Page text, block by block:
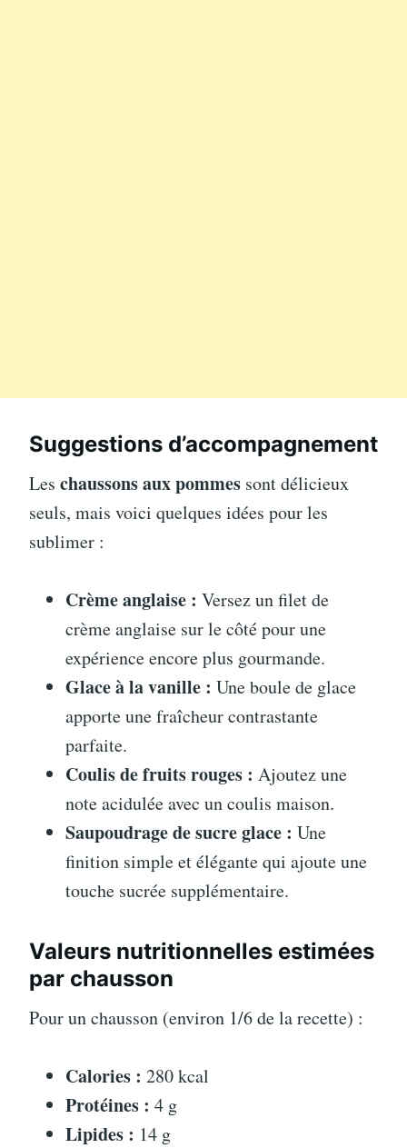
Suggestions d’accompagnement
Les chaussons aux pommes sont délicieux
seuls, mais voici quelques idées pour les
sublimer :
Crème anglaise : Versez un filet de
crème anglaise sur le côté pour une
expérience encore plus gourmande.
Glace à la vanille : Une boule de glace
apporte une fraîcheur contrastante
parfaite.
Coulis de fruits rouges : Ajoutez une
note acidulée avec un coulis maison.
Saupoudrage de sucre glace : Une
finition simple et élégante qui ajoute une
touche sucrée supplémentaire.
Valeurs nutritionnelles estimées
par chausson
Pour un chausson (environ 1/6 de la recette) :
Calories : 280 kcal
Protéines : 4 g
Lipides : 14 g